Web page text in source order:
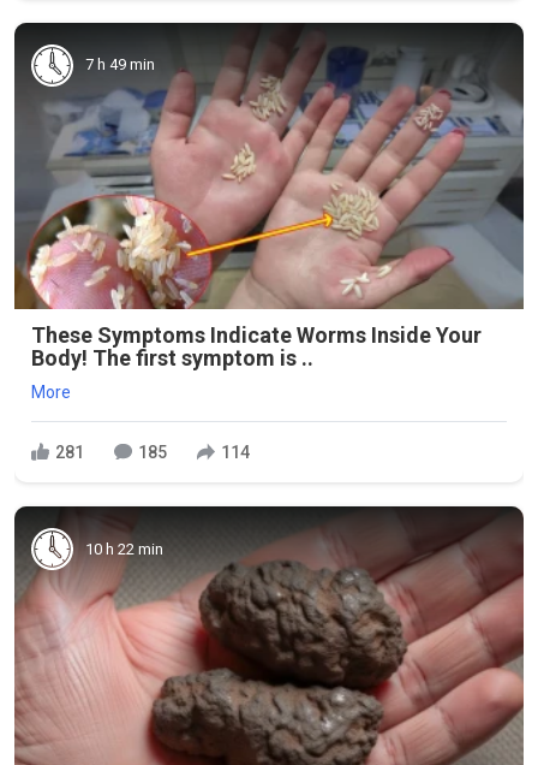
7 h 49 min
These Symptoms Indicate Worms Inside Your
Body! The first symptom is ..
More
281 185 114
10 h 22 min